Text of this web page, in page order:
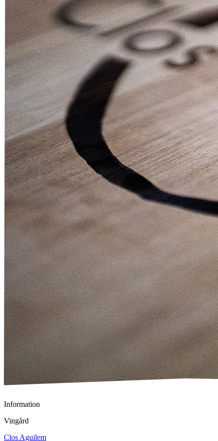
Information
Vingård
Clos Aguilem